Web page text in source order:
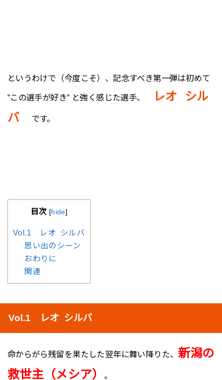
というわけで（今度こそ）、記念すべき第一弾は初めて
”この選手が好き” と強く感じた選手、
レオ シル
バ
です。
目次 [hide]
Vol.1 レオ シルバ
思い出のシーン
おわりに
関連
Vol.1 レオ シルバ
命からがら残留を果たした翌年に舞い降りた、新潟の
救世主（メシア）
。